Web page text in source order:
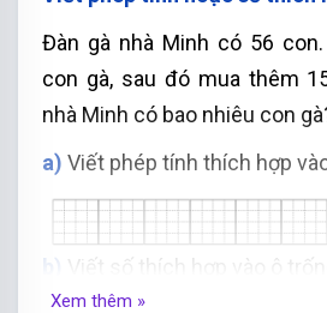
Đàn gà nhà Minh có 56
con gà, sau đó mua thêm
nhà Minh có bao nhiêu con
a) Viết phép tính thích hợp
b) Viết số thích hợp vào ô trống
Xem thêm »